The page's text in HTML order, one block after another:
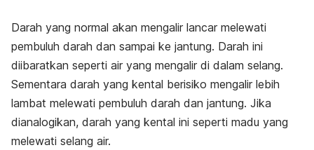
Darah yang normal akan mengalir lancar melewati
pembuluh darah dan sampai ke jantung. Darah ini
diibaratkan seperti air yang mengalir di dalam selang.
Sementara darah yang kental berisiko mengalir lebih
lambat melewati pembuluh darah dan jantung. Jika
dianalogikan, darah yang kental ini seperti madu yang
melewati selang air.